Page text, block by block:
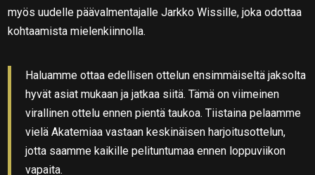
myös uudelle päävalmentajalle Jarkko Wissille, joka odottaa
kohtaamista mielenkiinnolla.
Haluamme ottaa edellisen ottelun ensimmäiseltä jaksolta
hyvät asiat mukaan ja jatkaa siitä. Tämä on viimeinen
virallinen ottelu ennen pientä taukoa. Tiistaina pelaamme
vielä Akatemiaa vastaan keskinäisen harjoitusottelun,
jotta saamme kaikille pelituntumaa ennen loppuviikon
vapaita.